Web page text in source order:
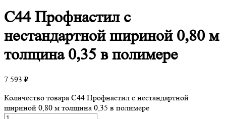
С44Профнастил с
нестандартной шириной 0,80 м
толщина 0,35 в полимере
7 593 ₽
Количество товара С44 Профнастил с нестандартной
шириной 0,80 м толщина 0,35 в полимере